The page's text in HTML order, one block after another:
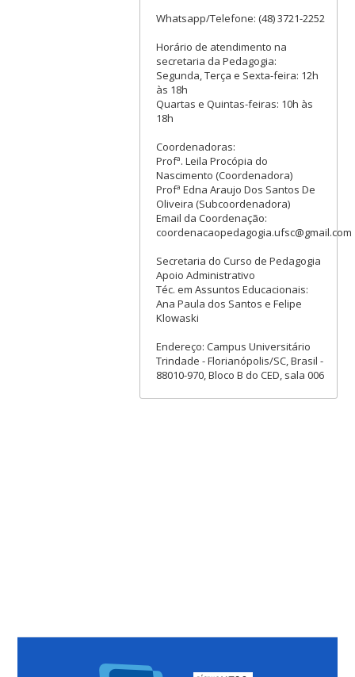
Whatsapp/Telefone: (48) 3721-2252
Horário de atendimento na
secretaria da Pedagogia:
Segunda, Terça e Sexta-feira: 12h
às 18h
Quartas e Quintas-feiras: 10h às
18h
Coordenadoras:
Profª. Leila Procópia do
Nascimento (Coordenadora)
Profª Edna Araujo Dos Santos De
Oliveira (Subcoordenadora)
Email da Coordenação:
coordenacaopedagogia.ufsc@gmail.com
Secretaria do Curso de Pedagogia
Apoio Administrativo
Téc. em Assuntos Educacionais:
Ana Paula dos Santos e Felipe
Klowaski
Endereço: Campus Universitário
Trindade - Florianópolis/SC, Brasil -
88010-970, Bloco B do CED, sala 006